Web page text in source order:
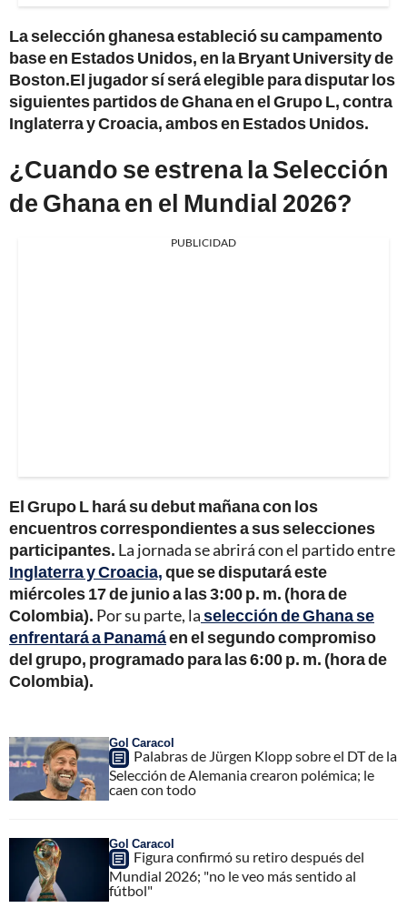
La selección ghanesa estableció su campamento
base en Estados Unidos, en la Bryant University de
Boston.El jugador sí será elegible para disputar los
siguientes partidos de Ghana en el Grupo L, contra
Inglaterra y Croacia, ambos en Estados Unidos.
¿Cuando se estrena la Selección
de Ghana en el Mundial 2026?
PUBLICIDAD
El Grupo L hará su debut mañana con los
encuentros correspondientes a sus selecciones
participantes. La jornada se abrirá con el partido entre
Inglaterra y Croacia,que se disputará este
miércoles 17 de junio a las 3:00 p. m. (hora de
Colombia). Por su parte, laselección de Ghana se
enfrentará a Panamáen el segundo compromiso
del grupo, programado para las 6:00 p. m. (hora de
Colombia).
Gol Caracol
Palabras de Jürgen Klopp sobre el DT de la
Selección de Alemania crearon polémica; le
caen con todo
Gol Caracol
Figura confirmó su retiro después del
Mundial 2026; "no le veo más sentido al
fútbol"